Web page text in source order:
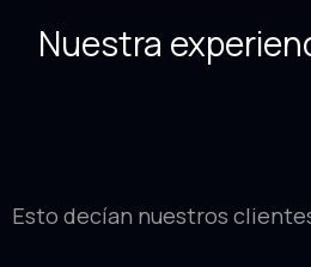
Nuestra
Esto decían nuestros